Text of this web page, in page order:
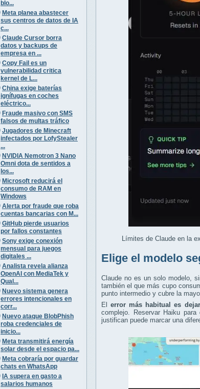
blo...
Meta planea abastecer
sus centros de datos de IA
c...
Claude Cursor borra
datos y backups de
empresa en ...
Copy Fail es un
vulnerabilidad critica
kernel de L...
China exige baterías
ignífugas en coches
eléctrico...
Fraude masivo con SMS
falsos de multas tráfico
Jugadores de Minecraft
infectados por LofyStealer
...
NVIDIA Nemotron 3 Nano
Omni dota de sentidos a
los...
Microsoft reducirá el
consumo de RAM en
Windows
Alerta por fraude que roba
cuentas bancarias con M...
GitHub pierde usuarios
por fallos constantes
Sony exige conexión
mensual para juegos
digitales ...
Analista revela alianza
OpenAI con MediaTek y
Qual...
Nuevo sistema genera
errores intencionales en
corr...
Nuevo ataque BlobPhish
roba credenciales de
inicio...
Meta transmitirá energía
solar desde el espacio pa...
Meta cobraría por guardar
chats en WhatsApp
IA supera en gasto a
salarios humanos
Límites de Claude en la
Elige el modelo
Claude no es un solo modelo,
también el que más cupo
punto intermedio y cubre la
Elerror más habitual es
complejo. Reservar Haiku
justifican puede marcar una